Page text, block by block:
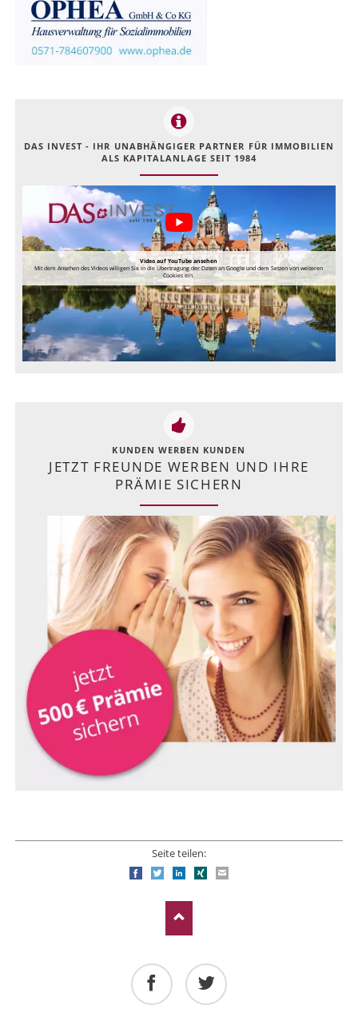
DAS INVEST - IHR UNABHÄNGIGER PARTNER FÜR IMMOBILIEN
ALS KAPITALANLAGE SEIT 1984
Video auf YouTube ansehen
Mit dem Ansehen des Videos willigen Sie in die Übertragung der Daten an Google und dem Setzen von weiteren
Cookies ein.
KUNDEN WERBEN KUNDEN
JETZT FREUNDE WERBEN UND IHRE
PRÄMIE SICHERN
Seite teilen:
FacebookTwitterLinkedIn
Xing